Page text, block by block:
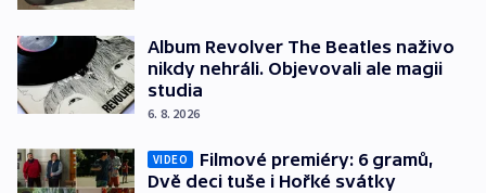
Album Revolver The Beatles naživo
nikdy nehráli. Objevovali ale magii
studia
6. 8. 2026
VIDEO
Filmové premiéry: 6 gramů,
Dvě deci tuše i Hořké svátky